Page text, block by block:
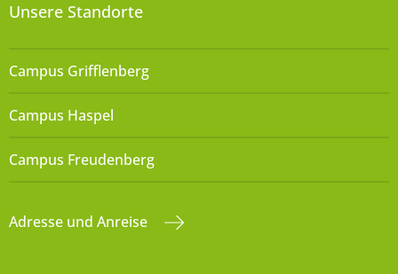
Unsere Standorte
Campus Grifflenberg
Campus Haspel
Campus Freudenberg
Adresse und Anreise